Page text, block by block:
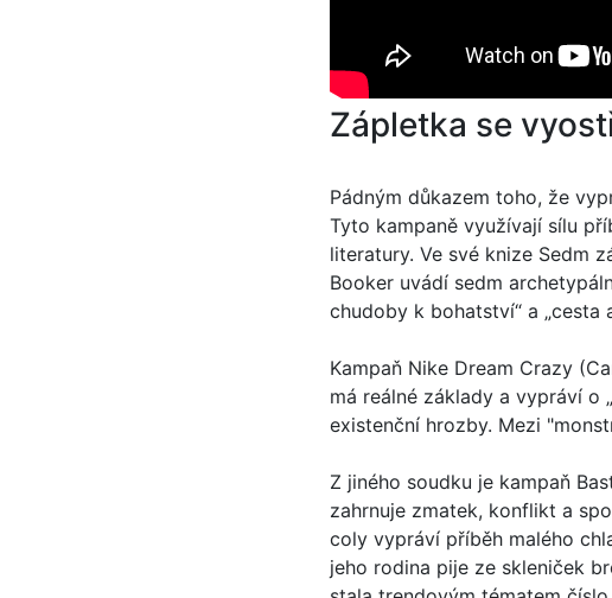
Zápletka se
Pádným důkazem toho, že
Tyto kampaně využívají sílu
literatury. Ve své knize Sedm
Booker uvádí sedm
chudoby k bohatství“ a „cesta
Kampaň Nike Dream Crazy
má reálné základy a vypráví o
existenční hrozby. Mezi
Z jiného soudku je kampaň
zahrnuje zmatek, konflikt a
coly vypráví příběh malého
jeho rodina pije ze skleniček